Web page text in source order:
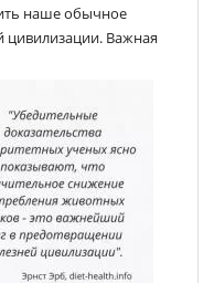
наше обычное
цивилизации. Важная